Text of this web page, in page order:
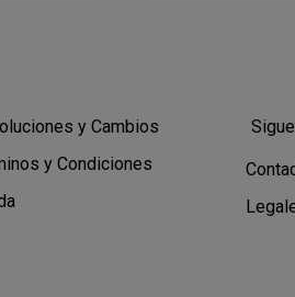
y Cambios
y Condiciones